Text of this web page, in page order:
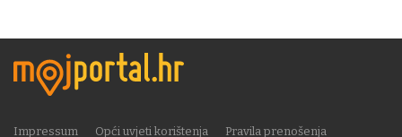
Impressum Opći uvjeti korištenja
Pravila prenošenja